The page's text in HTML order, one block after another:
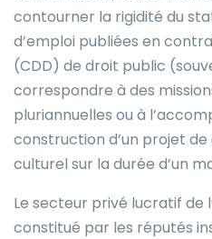
contourner la rigidité du
d’emploi publiées en
(CDD) de droit public
correspondre à des
pluriannuelles ou à
construction d’un projet
culturel sur la durée d’un
Le secteur privé lucratif de
constitué par les réputés